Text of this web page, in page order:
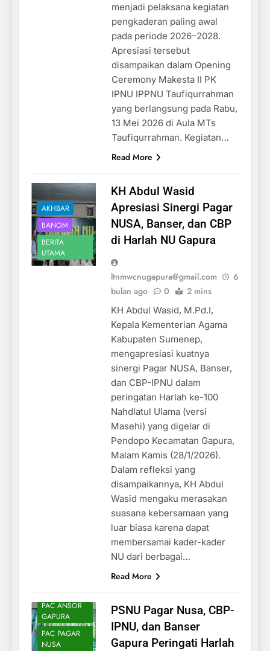
menjadi pelaksana kegiatan
pengkaderan paling awal
pada periode 2026–2028.
Apresiasi tersebut
disampaikan dalam Opening
Ceremony Makesta II PK
IPNU IPPNU Taufiqurrahman
yang berlangsung pada Rabu,
13 Mei 2026 di Aula MTs
Taufiqurrahman. Kegiatan…
Read More
AKHBAR
BANOM
BERITA
UTAMA
KH Abdul Wasid
Apresiasi Sinergi Pagar
NUSA, Banser, dan CBP
di Harlah NU Gapura
ltnmwcnugapura@gmail.com
6
bulan ago
0 2 mins
KH Abdul Wasid, M.Pd.I,
Kepala Kementerian Agama
Kabupaten Sumenep,
mengapresiasi kuatnya
sinergi Pagar NUSA, Banser,
dan CBP-IPNU dalam
peringatan Harlah ke-100
Nahdlatul Ulama (versi
Masehi) yang digelar di
Pendopo Kecamatan Gapura,
Malam Kamis (28/1/2026).
Dalam refleksi yang
disampaikannya, KH Abdul
Wasid mengaku merasakan
suasana kebersamaan yang
luar biasa karena dapat
membersamai kader-kader
NU dari berbagai…
Read More
PAC ANSOR
GAPURA
PAC PAGAR
NUSA
PSNU Pagar Nusa, CBP-
IPNU, dan Banser
Gapura Peringati Harlah